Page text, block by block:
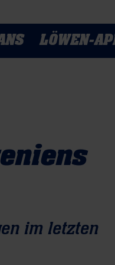
LÖWEN-
im letzten